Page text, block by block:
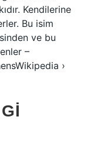
Kendilerine
Bu isim
ve bu
–
›